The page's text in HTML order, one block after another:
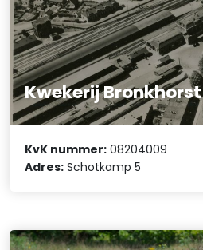
Kwekerij Bronkhorst
KvK nummer: 08204009
Adres: Schotkamp 5